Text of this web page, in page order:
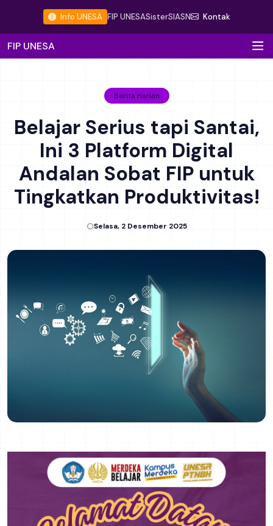
Info UNESA FIP UNESASisterSIASN Kontak
FIP UNESA
Berita Harian
Belajar Serius tapi Santai,
Ini 3 Platform Digital
Andalan Sobat FIP untuk
Tingkatkan Produktivitas!
Selasa, 2 Desember 2025